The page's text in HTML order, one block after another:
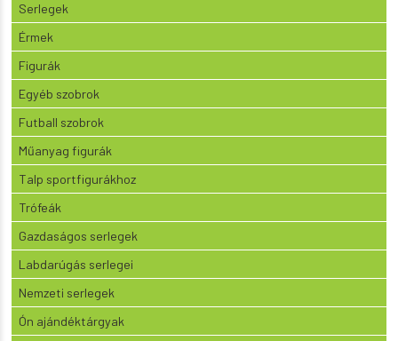
Serlegek
Érmek
Figurák
Egyéb szobrok
Futball szobrok
Műanyag figurák
Talp sportfigurákhoz
Trófeák
Gazdaságos serlegek
Labdarúgás serlegei
Nemzeti serlegek
Ón ajándéktárgyak